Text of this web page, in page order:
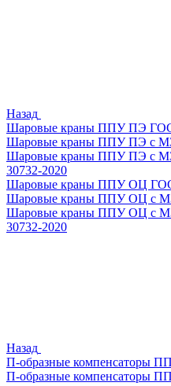
Назад
Шаровые краны ППУ ПЭ
Шаровые краны ППУ ПЭ с
Шаровые краны ППУ ПЭ с
30732-2020
Шаровые краны ППУ ОЦ
Шаровые краны ППУ ОЦ с
Шаровые краны ППУ ОЦ с
30732-2020
Назад
П-образные компенсаторы
П-образные компенсаторы